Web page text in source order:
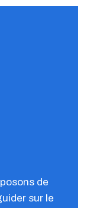
de
sur le